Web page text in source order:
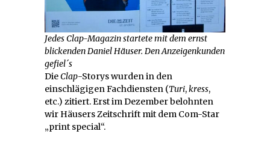
Jedes Clap-Magazin startete mit dem ernst
blickenden Daniel Häuser. Den Anzeigenkunden
gefiel´s
DieClap-Storys wurden in den
einschlägigen Fachdiensten (Turi,kress,
etc.) zitiert. Erst im Dezember belohnten
wir Häusers Zeitschrift mit dem Com-Star
„print special“.